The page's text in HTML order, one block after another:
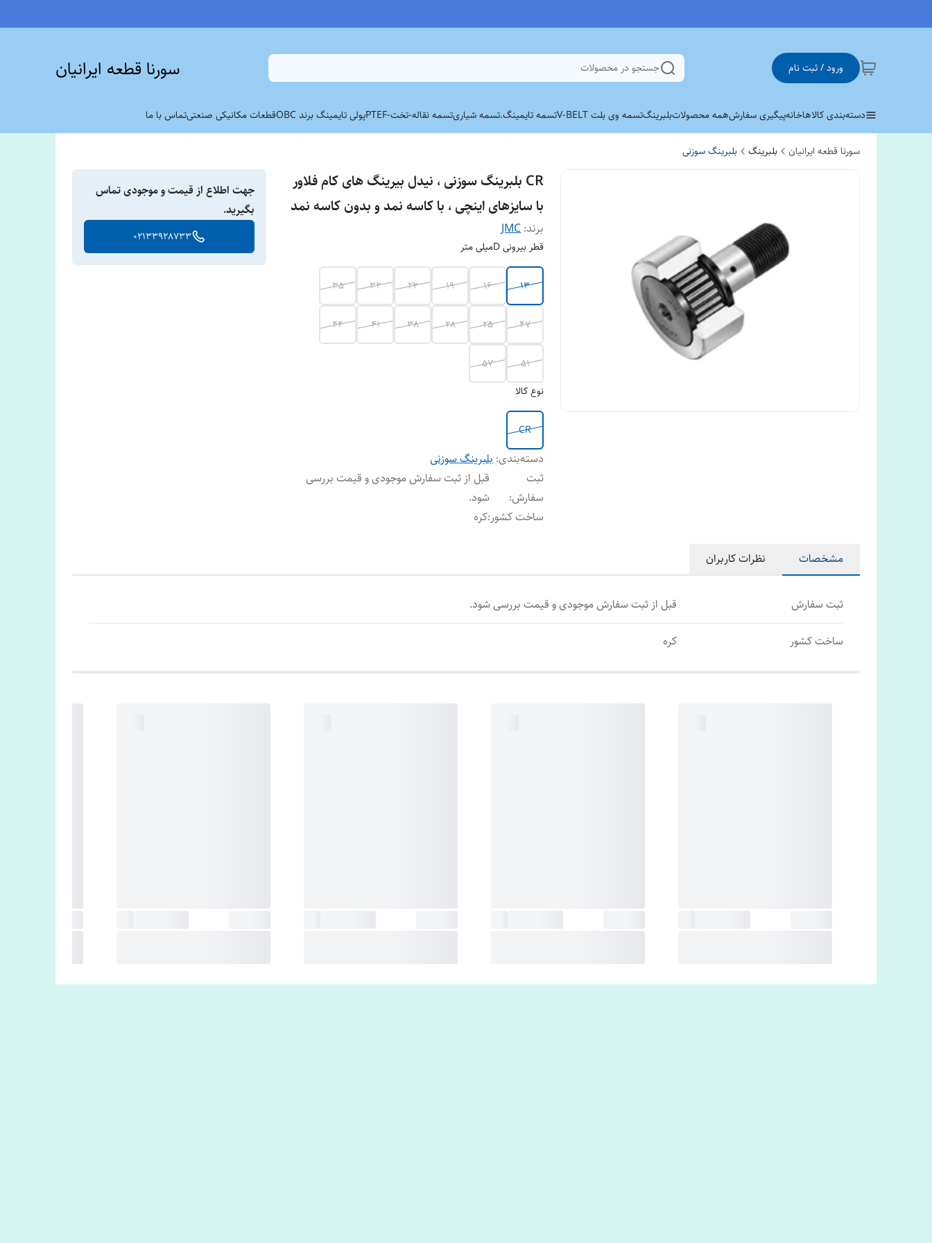
ورود / ثبت نام جستجو در محصولات سورنا قطعه ایرانیان
دسته‌بندی کالاهاخانهپیگیری سفارشهمه محصولاتبلبرینگتسمه وی بلت V-BELT تسمه تایمینگ.تسمه شیاریتسمه نقاله-تخت-PTEF پولی تایمینگ برند OBC قطعات مکانیکی صنعتیتماس با ما
سورنا قطعه ایرانیان بلبرینگ بلبرینگ سوزنی
CR بلبرینگ سوزنی ، نیدل بیرینگ های کام فلاور
با سایزهای اینچی ، با کاسه نمد و بدون کاسه نمد
برند:JMC
قطر بیرونی Dمیلی متر
13
16
19
22
32
35
47
25
28
38
41
44
51
57
نوع کالا
CR
دسته‌بندی:بلبرینگ سوزنی
ثبت
سفارش:
قبل از ثبت سفارش موجودی و قیمت بررسی
شود.
ساخت کشور:کره
جهت اطلاع از قیمت و موجودی تماس
بگیرید.
02133928733
مشخصات نظرات کاربران
ثبت سفارش قبل از ثبت سفارش موجودی و قیمت بررسی شود.
ساخت کشور کره